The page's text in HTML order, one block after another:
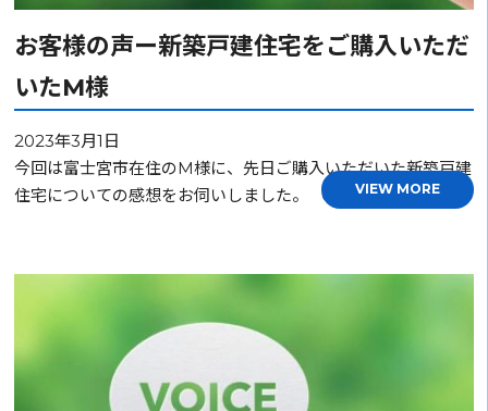
お客様の声ー新築戸建住宅をご購入いただ
いたM様
2023年3月1日
今回は富士宮市在住のM様に、先日ご購入いただいた新築戸建
住宅についての感想をお伺いしました。 Q1.持ち家…
VIEW MORE